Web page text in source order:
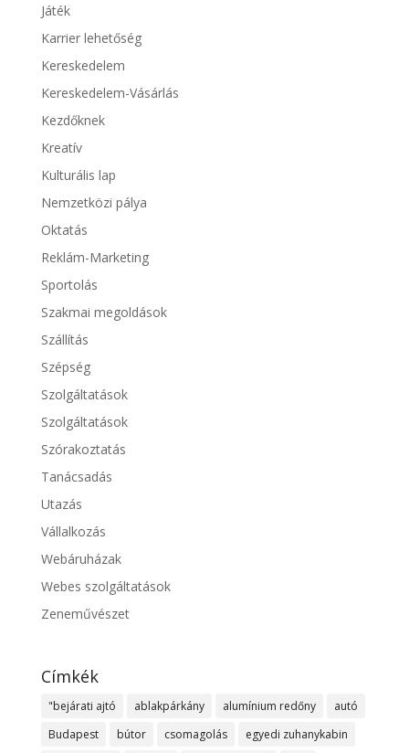
Játék
Karrier lehetőség
Kereskedelem
Kereskedelem-Vásárlás
Kezdőknek
Kreatív
Kulturális lap
Nemzetközi pálya
Oktatás
Reklám-Marketing
Sportolás
Szakmai megoldások
Szállítás
Szépség
Szolgáltatások
Szolgáltatások
Szórakoztatás
Tanácsadás
Utazás
Vállalkozás
Webáruházak
Webes szolgáltatások
Zeneművészet
Címkék
"bejárati ajtó ablakpárkány alumínium redőny
autó
Budapest
bútor csomagolás
egyedi zuhanykabin